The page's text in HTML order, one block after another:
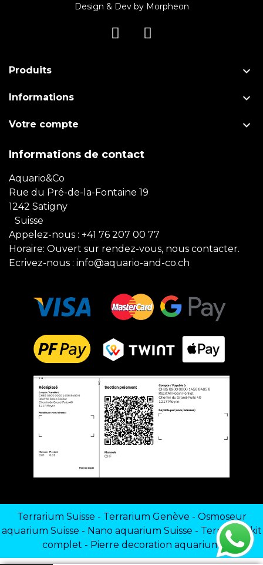
Design & Dev by Morpheon
Produits 
Informations 
Votre compte 
Informations de contact
Aquario&Co
Rue du Pré-de-la-Fontaine 19
1242 Satigny
Suisse
Appelez-nous : +41 76 207 00 77
Horaire: Ouvert sur rendez-vous, nous contacter.
Ecrivez-nous : info@aquario-and-co.ch
Terrarium Suisse - Terrarium Genève - Osmoseur
aquarium Suisse - Nano aquarium Suisse - Terrarium kit
complet - Pierre decoration aquarium